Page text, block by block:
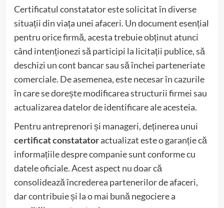
Certificatul constatator este solicitat în diverse
situații din viața unei afaceri. Un document esențial
pentru orice firmă, acesta trebuie obținut atunci
când intenționezi să participi la licitații publice, să
deschizi un cont bancar sau să închei parteneriate
comerciale. De asemenea, este necesar în cazurile
în care se dorește modificarea structurii firmei sau
actualizarea datelor de identificare ale acesteia.
Pentru antreprenori și manageri, deținerea unui
certificat constatatoractualizat este o garanție că
informațiile despre companie sunt conforme cu
datele oficiale. Acest aspect nu doar că
consolidează încrederea partenerilor de afaceri,
dar contribuie și la o mai bună negociere a